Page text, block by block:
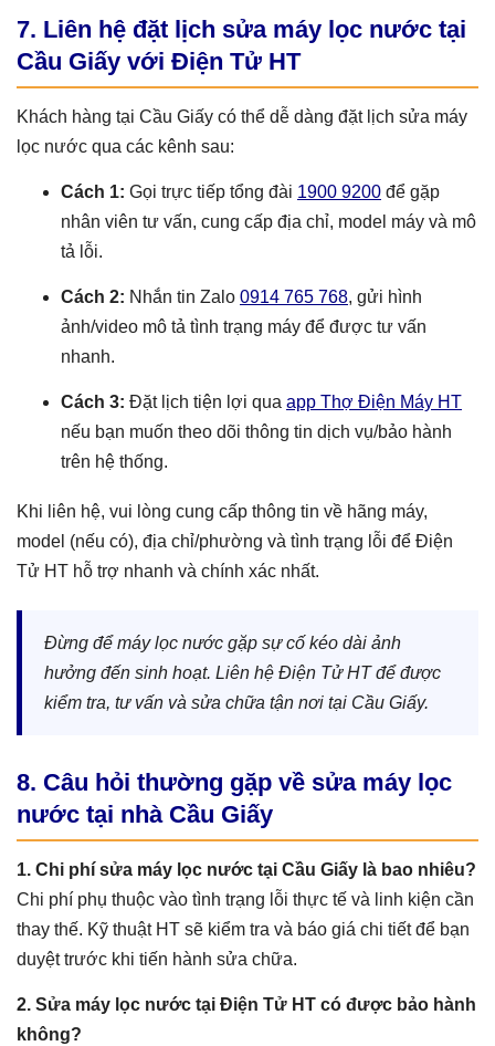
7. Liên hệ đặt lịch sửa máy lọc nước tại
Cầu Giấy với Điện Tử HT
Khách hàng tại Cầu Giấy có thể dễ dàng đặt lịch sửa máy
lọc nước qua các kênh sau:
Cách 1: Gọi trực tiếp tổng đài 1900 9200 để gặp
nhân viên tư vấn, cung cấp địa chỉ, model máy và mô
tả lỗi.
Cách 2: Nhắn tin Zalo 0914 765 768, gửi hình
ảnh/video mô tả tình trạng máy để được tư vấn
nhanh.
Cách 3: Đặt lịch tiện lợi qua app Thợ Điện Máy HT
nếu bạn muốn theo dõi thông tin dịch vụ/bảo hành
trên hệ thống.
Khi liên hệ, vui lòng cung cấp thông tin về hãng máy,
model (nếu có), địa chỉ/phường và tình trạng lỗi để Điện
Tử HT hỗ trợ nhanh và chính xác nhất.
Đừng để máy lọc nước gặp sự cố kéo dài ảnh
hưởng đến sinh hoạt. Liên hệ Điện Tử HT để được
kiểm tra, tư vấn và sửa chữa tận nơi tại Cầu Giấy.
8. Câu hỏi thường gặp về sửa máy lọc
nước tại nhà Cầu Giấy
1. Chi phí sửa máy lọc nước tại Cầu Giấy là bao nhiêu?
Chi phí phụ thuộc vào tình trạng lỗi thực tế và linh kiện cần
thay thế. Kỹ thuật HT sẽ kiểm tra và báo giá chi tiết để bạn
duyệt trước khi tiến hành sửa chữa.
2. Sửa máy lọc nước tại Điện Tử HT có được bảo hành
không?